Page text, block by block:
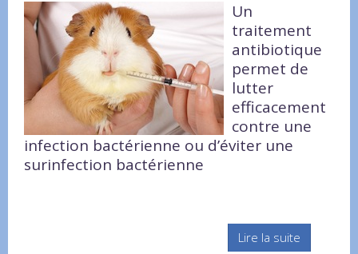
Un
traitement
antibiotique
permet de
lutter
efficacement
contre une
infection bactérienne ou d’éviter une
surinfection bactérienne
Lire la suite